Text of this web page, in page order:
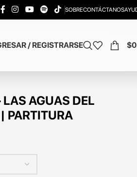
SOBRECONTÁCTANOS
/ REGISTRARSE $
AGUAS DEL
PARTITURA